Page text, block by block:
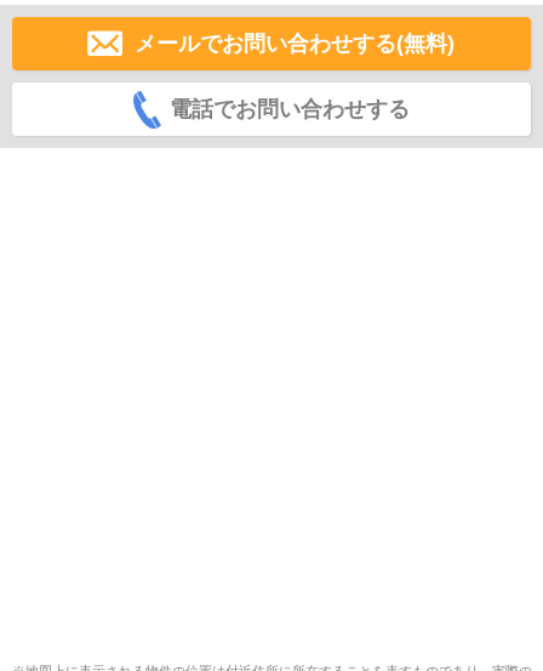
メールでお問い合わせする(無料)
電話でお問い合わせする